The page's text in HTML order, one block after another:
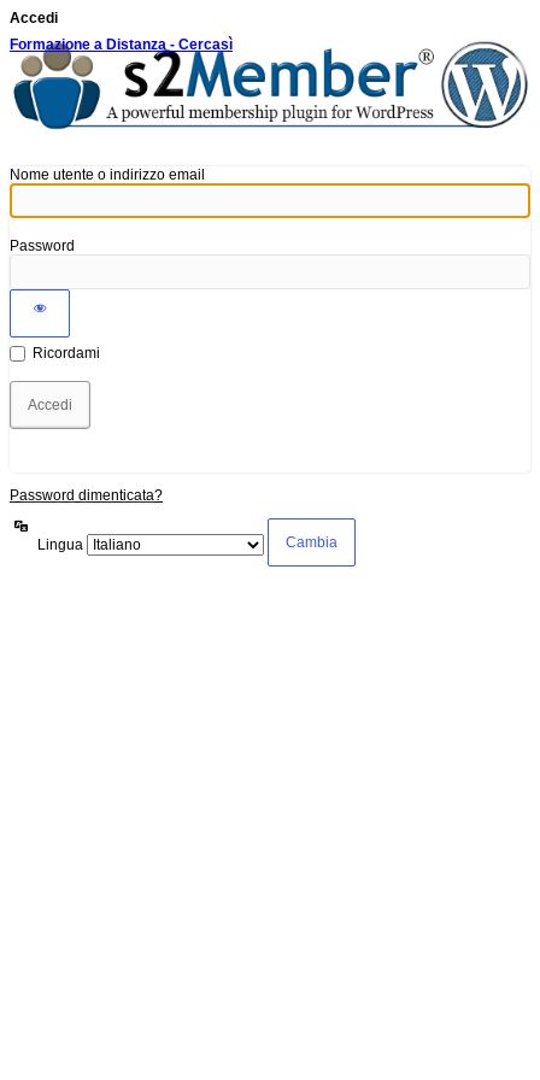
Accedi
Formazione a Distanza - Cercasì
Nome utente o indirizzo email
Password
Ricordami
Password dimenticata?
Lingua